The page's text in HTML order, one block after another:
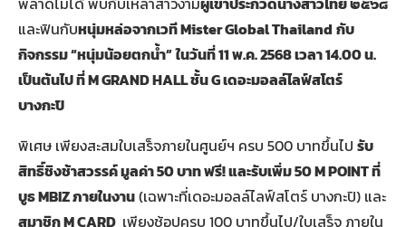
และฟินกับหนุ่มหล่อจากเวทีMister Global Thailand กับ
กิจกรรม “หนุ่มน้อยตกน้ำ”ในวันที่ 11 พ.ค. 2568 เวลา14.00 น.
เป็นต้นไป ที่ M GRAND HALL ชั้น G เดอะมอลล์ไลฟ์สโตร์
บางกะปิ
พิเศษ เพียงสะสมใบเสร็จภายในศูนย์ฯ ครบ 500 บาทขึ้นไป รับ
สิทธิ์ชิงช้าสวรรค์ มูลค่า50 บาท ฟรี! และรับเพิ่ม 50 M POINT ที่
บูธ MBIZ ภายในงาน(เฉพาะที่เดอะมอลล์ไลฟ์สโตร์ บางกะปิ) และ
สมาชิกM CARD เพียงช้อปครบ 100 บาทขึ้นไป/ใบเสร็จ ภายใน